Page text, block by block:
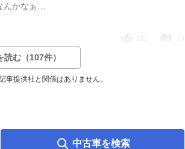
んかなぁ…
111 16
む（107件）
提供社と関係はありません。
中古車を検索